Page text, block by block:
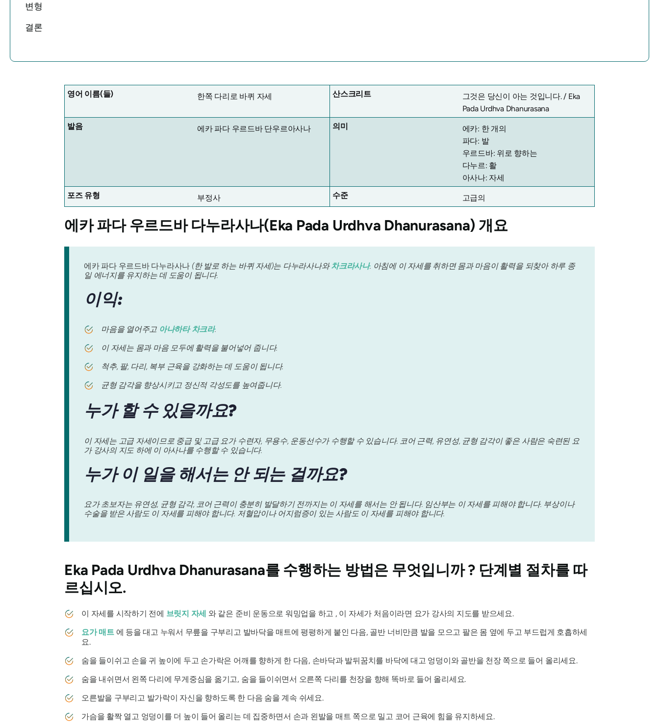
변형
결론
영어 이름(들) 한쪽 다리로 바퀴 자세 산스크리트 그것은 당신이 아는 것입니다. / Eka
Pada Urdhva Dhanurasana
발음
에카 파다 우르드바 단우르아사나 의미
에카: 한 개의
파다: 발
우르드바: 위로 향하는
다누르: 활
아사나: 자세
포즈 유형
부정사 수준 고급의
에카 파다 우르드바 다누라사나(Eka Pada Urdhva Dhanurasana) 개요
에카 파다 우르드바 다누라사나 (한 발로 하는 바퀴 자세)는 다누라사나와차크라사나. 아침에 이 자세를 취하면 몸과 마음이 활력을 되찾아 하루 종
일 에너지를 유지하는 데 도움이 됩니다.
이익:
마음을 열어주고 아나하타 차크라.
이 자세는 몸과 마음 모두에 활력을 불어넣어 줍니다.
척추, 팔, 다리, 복부 근육을 강화하는 데 도움이 됩니다.
균형 감각을 향상시키고 정신적 각성도를 높여줍니다.
누가 할 수 있을까요?
이 자세는 고급 자세이므로 중급 및 고급 요가 수련자, 무용수, 운동선수가 수행할 수 있습니다. 코어 근력, 유연성, 균형 감각이 좋은 사람은 숙련된 요
가 강사의 지도 하에 이 아사나를 수행할 수 있습니다.
누가 이 일을 해서는 안 되는 걸까요?
요가 초보자는 유연성, 균형 감각, 코어 근력이 충분히 발달하기 전까지는 이 자세를 해서는 안 됩니다. 임산부는 이 자세를 피해야 합니다. 부상이나
수술을 받은 사람도 이 자세를 피해야 합니다. 저혈압이나 어지럼증이 있는 사람도 이 자세를 피해야 합니다.
Eka Pada Urdhva Dhanurasana를 수행하는 방법은 무엇입니까 ? 단계별 절차를 따
르십시오.
이 자세를 시작하기 전에 브릿지 자세 와 같은 준비 운동으로 워밍업을 하고 , 이 자세가 처음이라면 요가 강사의 지도를 받으세요.
요가 매트에 등을 대고 누워서 무릎을 구부리고 발바닥을 매트에 평평하게 붙인 다음, 골반 너비만큼 발을 모으고 팔은 몸 옆에 두고 부드럽게 호흡하세
요.
숨을 들이쉬고 손을 귀 높이에 두고 손가락은 어깨를 향하게 한 다음, 손바닥과 발뒤꿈치를 바닥에 대고 엉덩이와 골반을 천장 쪽으로 들어 올리세요.
숨을 내쉬면서 왼쪽 다리에 무게중심을 옮기고, 숨을 들이쉬면서 오른쪽 다리를 천장을 향해 똑바로 들어 올리세요.
오른발을 구부리고 발가락이 자신을 향하도록 한 다음 숨을 계속 쉬세요.
가슴을 활짝 열고 엉덩이를 더 높이 들어 올리는 데 집중하면서 손과 왼발을 매트 쪽으로 밀고 코어 근육에 힘을 유지하세요.